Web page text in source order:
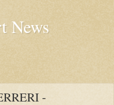
News
-